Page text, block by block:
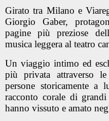
Girato tra Milano e
Giorgio Gaber,
pagine più preziose
musica leggera al teatro
Un viaggio intimo ed
più privata attraverso
persone storicamente
racconto corale di
hanno vissuto e amato